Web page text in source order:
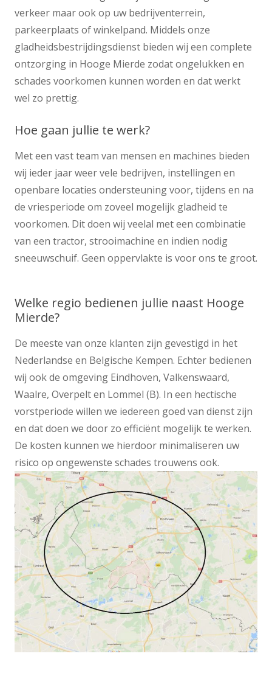
verkeer maar ook op uw bedrijventerrein,
parkeerplaats of winkelpand. Middels onze
gladheidsbestrijdingsdienst bieden wij een complete
ontzorging in Hooge Mierde zodat ongelukken en
schades voorkomen kunnen worden en dat werkt
wel zo prettig.
Hoe gaan jullie te werk?
Met een vast team van mensen en machines bieden
wij ieder jaar weer vele bedrijven, instellingen en
openbare locaties ondersteuning voor, tijdens en na
de vriesperiode om zoveel mogelijk gladheid te
voorkomen. Dit doen wij veelal met een combinatie
van een tractor, strooimachine en indien nodig
sneeuwschuif. Geen oppervlakte is voor ons te groot.
Welke regio bedienen jullie naast Hooge
Mierde?
De meeste van onze klanten zijn gevestigd in het
Nederlandse en Belgische Kempen. Echter bedienen
wij ook de omgeving Eindhoven, Valkenswaard,
Waalre, Overpelt en Lommel (B). In een hectische
vorstperiode willen we iedereen goed van dienst zijn
en dat doen we door zo efficiënt mogelijk te werken.
De kosten kunnen we hierdoor minimaliseren uw
risico op ongewenste schades trouwens ook.